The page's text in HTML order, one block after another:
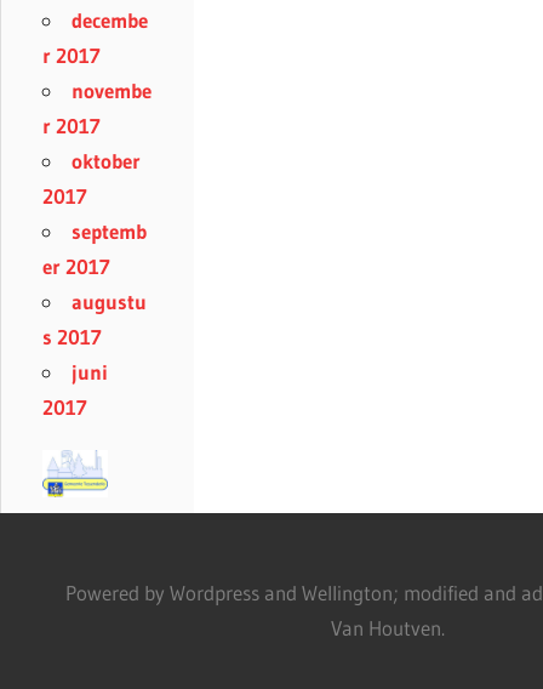
decembe
r 2017
novembe
r 2017
oktober
2017
septemb
er 2017
augustu
s 2017
juni
2017
Powered by Wordpress and Wellington; modified and
Van Houtven.